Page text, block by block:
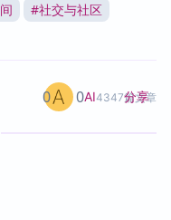
#社交与社区
AI4347篇文章
0 0 分享